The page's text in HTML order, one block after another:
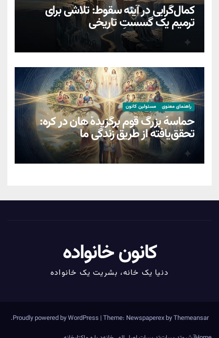
کمال‌گرایی در آینه سقوط: تلاشی برای
ترمیمِ یک گسستِ تاریخی
راهنمای معنوی مسئولین کانون
حماسهٔ بزرگ قوم برگزیدهٔ هان در کره:
تحقق‌یافته از طریق زندگیِ ما
کانون خانواده
دنیا یک خانه، بشریت یک خانواده
Proudly powered by WordPress | Theme: Newspaperex byThemeansar
.